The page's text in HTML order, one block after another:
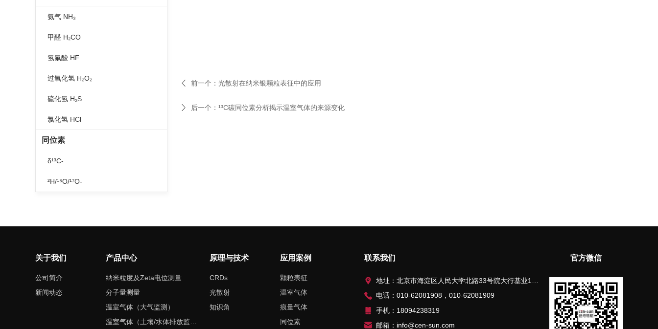
氨气 NH₃
甲醛 H₂CO
氢氟酸 HF
过氧化氢 H₂O₂
硫化氢 H₂S
氯化氢 HCl
同位素
δ¹³C-
²H/¹⁸O/¹⁷O-
前一个： 光散射在纳米银颗粒表征中的应用
后一个： ¹³C碳同位素分析揭示温室气体的来源变化
关于我们
公司简介
新闻动态
产品中心
纳米粒度及Zeta电位测量
分子量测量
温室气体（大气监测）
原理与技术
CRDs
光散射
知识角
应用案例
颗粒表征
温室气体
痕量气体
同位素
联系我们
地址：北京市海淀区人民大学北路33号院大行基业1号楼11层1107-1108
电话：010-62081908，010-62081909
手机：18094238319
邮箱：info@cen-sun.com
官方微信